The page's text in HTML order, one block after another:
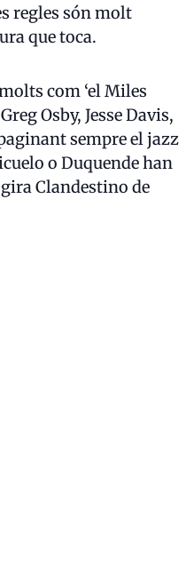
regles són molt
que toca.
com ‘el Miles
Osby, Jesse Davis,
sempre el jazz
o Duquende han
Clandestino de